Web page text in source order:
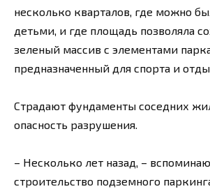
несколько кварталов, где можно
детьми, и где площадь позволяла
зеленый массив с элементами
предназначенный для спорта и
Страдают фундаменты соседних
опасность разрушения.
– Несколько лет назад, –
строительство подземного